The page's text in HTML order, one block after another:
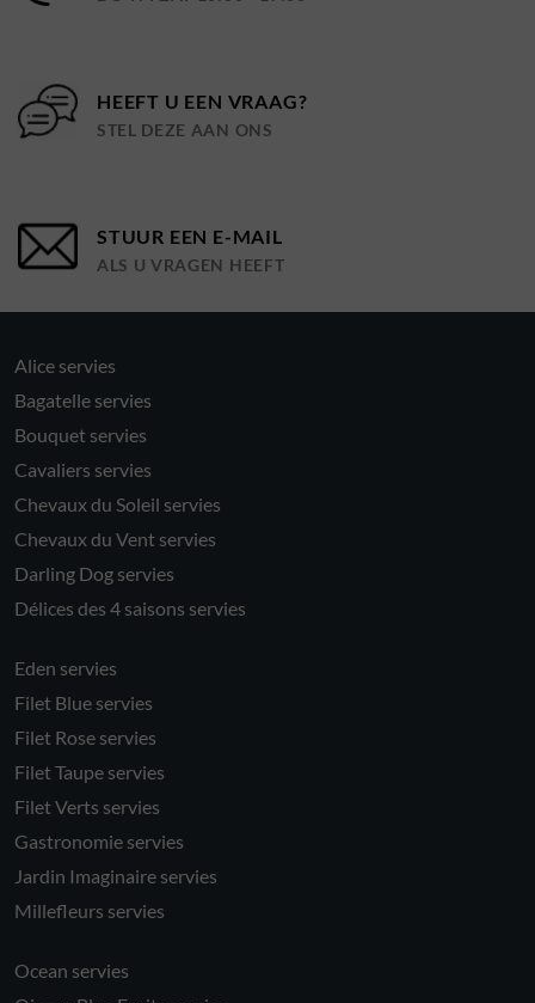
HEEFT U EEN VRAAG?
STEL DEZE AAN ONS
STUUR EEN E-MAIL
ALS U VRAGEN HEEFT
Alice servies
Bagatelle servies
Bouquet servies
Cavaliers servies
Chevaux du Soleil servies
Chevaux du Vent servies
Darling Dog servies
Délices des 4 saisons servies
Eden servies
Filet Blue servies
Filet Rose servies
Filet Taupe servies
Filet Verts servies
Gastronomie servies
Jardin Imaginaire servies
Millefleurs servies
Ocean servies